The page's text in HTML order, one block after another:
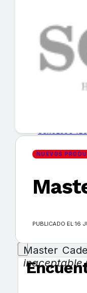
INICIO
EMPRESAS
GUÍA DE
MERCADOS Y
NUEVOS
PUBLICADO EL 16
Master
inaceptable